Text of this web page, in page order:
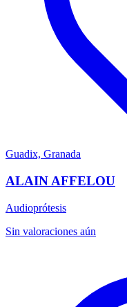
Guadix, Granada
ALAIN AFFELOU
Audioprótesis
Sin valoraciones aún